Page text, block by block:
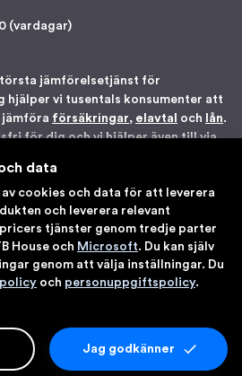
(vardagar)
jämförelsetjänst för
hjälper vi tusentals konsumenter att
jämföra försäkringar, elavtal och lån.
för dig och vi hjälper även till via
Bolagsverket samt står under
Åtta gånger har vi blivit utsedda
sajter av IDG. Du kan känna dig
tjänster.
data
cookies och data för att leverera
och leverera relevant
tjänster genom tredje parter
House och Microsoft. Du kan själv
genom att välja inställningar. Du
och personuppgiftspolicy.
Jag godkänner